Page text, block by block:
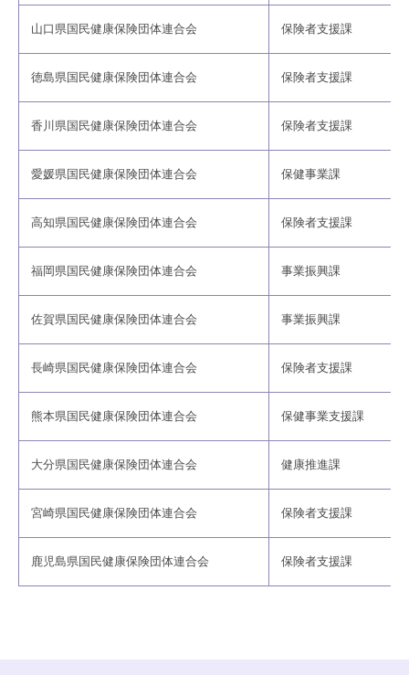
山口県国民健康保険団体連合会 保険者支援課
徳島県国民健康保険団体連合会 保険者支援課
香川県国民健康保険団体連合会 保険者支援課
愛媛県国民健康保険団体連合会 保健事業課
高知県国民健康保険団体連合会 保険者支援課
福岡県国民健康保険団体連合会 事業振興課
佐賀県国民健康保険団体連合会 事業振興課
長崎県国民健康保険団体連合会 保険者支援課
熊本県国民健康保険団体連合会 保健事業支援課
大分県国民健康保険団体連合会 健康推進課
宮崎県国民健康保険団体連合会 保険者支援課
鹿児島県国民健康保険団体連合会 保険者支援課